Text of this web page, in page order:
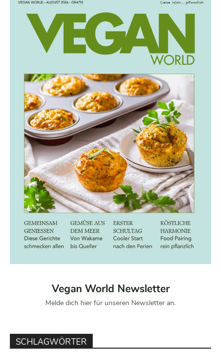
Vegan World Newsletter
Melde dich hier für unseren Newsletter an.
SCHLAGWÖRTER